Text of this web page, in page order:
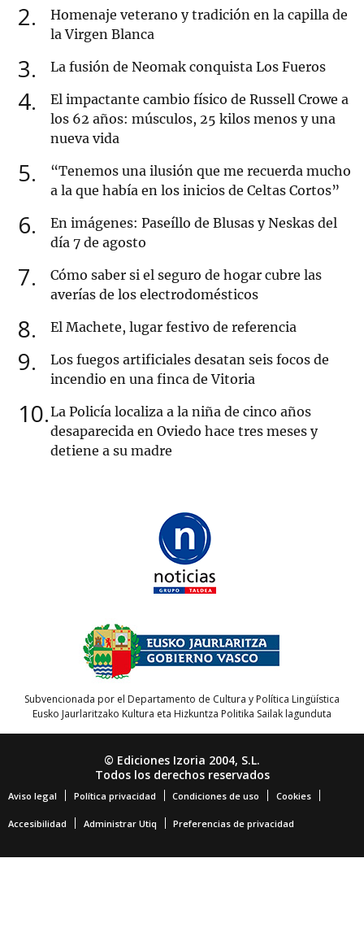
2
Homenaje veterano y tradición en la capilla de
la Virgen Blanca
3 La fusión de Neomak conquista Los Fueros
4
El impactante cambio físico de Russell Crowe a
los 62 años: músculos, 25 kilos menos y una
nueva vida
5
“Tenemos una ilusión que me recuerda mucho
a la que había en los inicios de Celtas Cortos”
6
En imágenes: Paseíllo de Blusas y Neskas del
día 7 de agosto
7
Cómo saber si el seguro de hogar cubre las
averías de los electrodomésticos
8 El Machete, lugar festivo de referencia
9
Los fuegos artificiales desatan seis focos de
incendio en una finca de Vitoria
10 La Policía localiza a la niña de cinco años
desaparecida en Oviedo hace tres meses y
detiene a su madre
Subvencionada por el Departamento de Cultura y Política Lingüística
Eusko Jaurlaritzako Kultura eta Hizkuntza Politika Sailak lagunduta
© Ediciones Izoria 2004, S.L.
Todos los derechos reservados
Aviso legal Política privacidad Condiciones de uso Cookies
Accesibilidad Administrar Utiq Preferencias de privacidad